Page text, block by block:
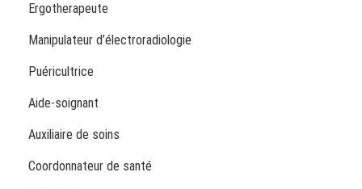
Ergotherapeute
Manipulateur d’électroradiologie
Puéricultrice
Aide-soignant
Auxiliaire de soins
Coordonnateur de santé